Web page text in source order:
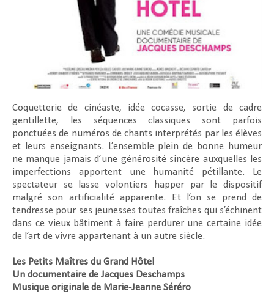
Coquetterie de cinéaste, idée cocasse, sortie de cadre
gentillette, les séquences classiques sont parfois
ponctuées de numéros de chants interprétés par les élèves
et leurs enseignants. L’ensemble plein de bonne humeur
ne manque jamais d’une générosité sincère auxquelles les
imperfections apportent une humanité pétillante. Le
spectateur se lasse volontiers happer par le dispositif
malgré son artificialité apparente. Et l’on se prend de
tendresse pour ses jeunesses toutes fraîches qui s’échinent
dans ce vieux bâtiment à faire perdurer une certaine idée
de l’art de vivre appartenant à un autre siècle.
Les Petits Maîtres du Grand Hôtel
Un documentaire de Jacques Deschamps
Musique originale de Marie-Jeanne Séréro